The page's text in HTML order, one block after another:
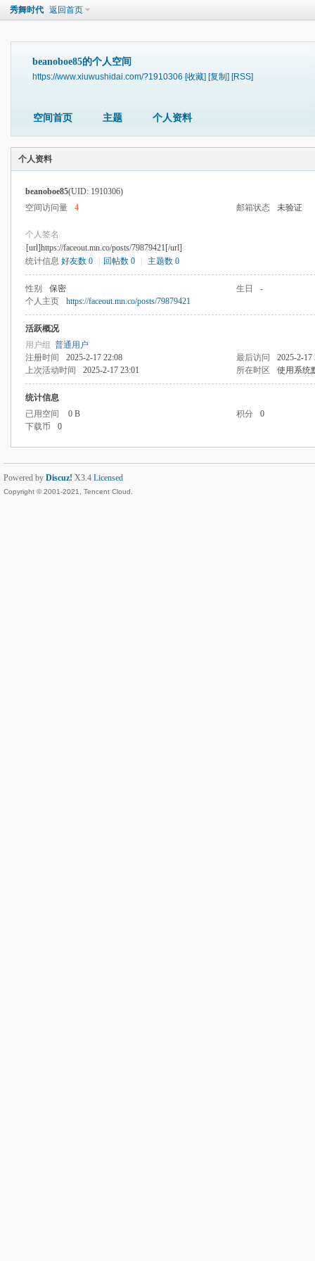
秀舞时代 返回首页
beanoboe85的个人空间
https://www.xiuwushidai.com/?1910306 [收藏] [复制] [RSS]
空间首页 主题 个人资料
个人资料
beanoboe85(UID: 1910306)
空间访问量
4 邮箱状态 未验证
个人签名
[url]https://faceout.mn.co/posts/79879421[/url]
统计信息 好友数 0 回帖数 0 主题数 0
性别 保密 生日
-
个人主页
https://faceout.mn.co/posts/79879421
活跃概况
用户组 普通用户
注册时间
2025-2-17 22:08 最后访问
2025-2-17
上次活动时间
2025-2-17 23:01 所在时区 使用系统
统计信息
已用空间
0 B 积分
0
下载币
0
Powered by Discuz! X3.4 Licensed
Copyright © 2001-2021, Tencent Cloud.